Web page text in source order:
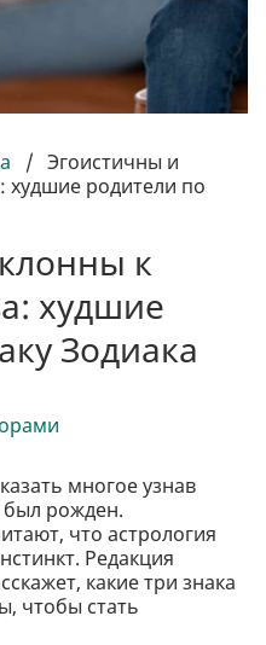
/ Эгоистичны и
худшие родители по
к
худшие
Зодиака
многое узнав
рожден.
что астрология
Редакция
какие три знака
чтобы стать